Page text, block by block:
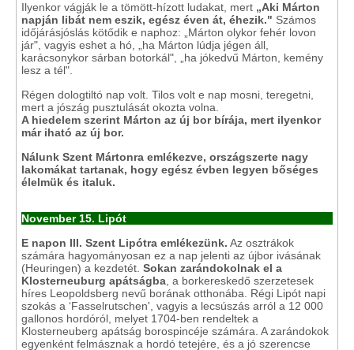
Ilyenkor vágják le a tömött-hízott ludakat, mert „Aki Márton
napján libát nem eszik, egész éven át, éhezik." Számos
időjárásjóslás kötődik e naphoz: „Márton olykor fehér lovon
jár", vagyis eshet a hó, „ha Márton lúdja jégen áll,
karácsonykor sárban botorkál", „ha jókedvű Márton, kemény
lesz a tél".
Régen dologtiltó nap volt. Tilos volt e nap mosni, teregetni,
mert a jószág pusztulását okozta volna.
A hiedelem szerint Márton az új bor bírája, mert ilyenkor
már iható az új bor.
Nálunk Szent Mártonra emlékezve, országszerte nagy
lakomákat tartanak, hogy egész évben legyen bőséges
élelmük és italuk.
November 15. Lipót
E napon III. Szent Lipótra emlékezünk. Az osztrákok
számára hagyományosan ez a nap jelenti az újbor ivásának
(Heuringen) a kezdetét. Sokan zarándokolnak el a
Klosterneuburg apátságba , a borkereskedő szerzetesek
híres Leopoldsberg nevű borának otthonába. Régi Lipót napi
szokás a ‘Fasselrutschen', vagyis a lecsúszás arról a 12 000
gallonos hordóról, melyet 1704-ben rendeltek a
Klosterneuberg apátság borospincéje számára. A zarándokok
egyenként felmásznak a hordó tetejére, és a jó szerencse